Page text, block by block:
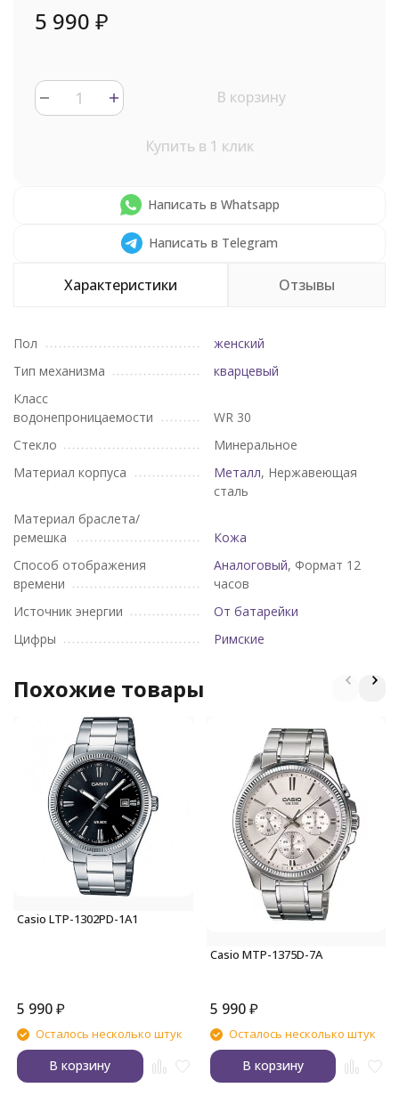
5 990 ₽
В корзину
Купить в 1 клик
Написать в Whatsapp
Написать в Telegram
Характеристики Отзывы
Пол
женский
Тип механизма
кварцевый
Класс
водонепроницаемости
WR 30
Стекло
Минеральное
Материал корпуса
Металл, Нержавеющая
сталь
Материал браслета/
ремешка
Кожа
Способ отображения
времени
Аналоговый, Формат 12
часов
Источник энергии
От батарейки
Цифры
Римские
Похожие товары
Casio LTP-1302PD-1A1
5 990₽
Осталось несколько штук
В корзину
Casio MTP-1375D-7A
5 990 ₽
Осталось несколько штук
В корзину